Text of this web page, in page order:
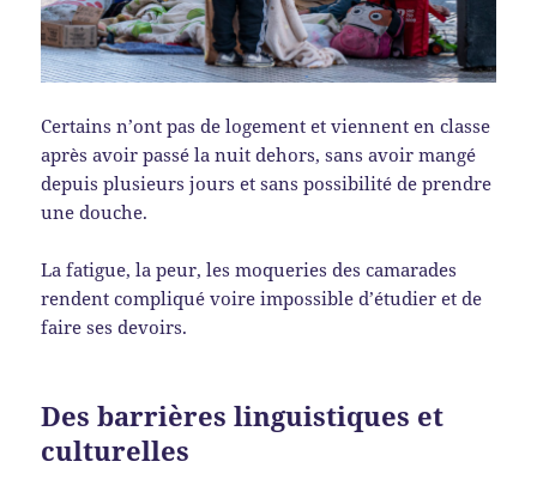
Certains n’ont pas de logement et viennent en classe
après avoir passé la nuit dehors, sans avoir mangé
depuis plusieurs jours et sans possibilité de prendre
une douche.
La fatigue, la peur, les moqueries des camarades
rendent compliqué voire impossible d’étudier et de
faire ses devoirs.
Des barrières linguistiques et
culturelles